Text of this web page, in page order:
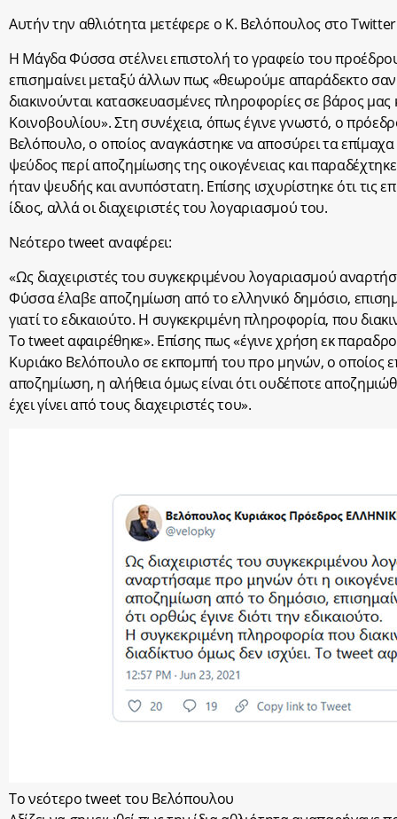
Αυτήν την αθλιότητα μετέφερε ο Κ. Βελόπουλος στο
Η Μάγδα Φύσσα στέλνει επιστολή το γραφείο του
επισημαίνει μεταξύ άλλων πως «θεωρούμε απαράδεκτο
διακινούνται κατασκευασμένες πληροφορίες σε βάρος
Κοινοβουλίου». Στη συνέχεια, όπως έγινε γνωστό, ο
Βελόπουλο, ο οποίος αναγκάστηκε να αποσύρει τα
ψεύδος περί αποζημίωσης της οικογένειας και
ήταν ψευδής και ανυπόστατη. Επίσης ισχυρίστηκε ότι τις
ίδιος, αλλά οι διαχειριστές του λογαριασμού του.
Νεότερο tweet αναφέρει:
«Ως διαχειριστές του συγκεκριμένου λογαριασμού
Φύσσα έλαβε αποζημίωση από το ελληνικό δημόσιο,
γιατί το εδικαιούτο. Η συγκεκριμένη πληροφορία, που
Το tweet αφαιρέθηκε». Επίσης πως «έγινε χρήση εκ
Κυριάκο Βελόπουλο σε εκπομπή του προ μηνών, ο οποίος
αποζημίωση, η αλήθεια όμως είναι ότι ουδέποτε
έχει γίνει από τους διαχειριστές του».
Το νεότερο tweet του Βελόπουλου